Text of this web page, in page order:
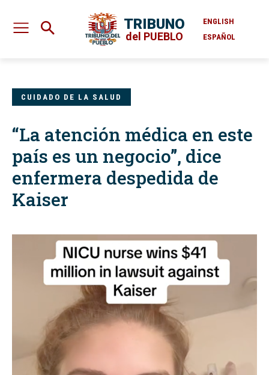
TRIBUNO
del PUEBLO
ENGLISH
ESPAÑOL
CUIDADO DE LA SALUD
“La atención médica en este
país es un negocio”, dice
enfermera despedida de
Kaiser